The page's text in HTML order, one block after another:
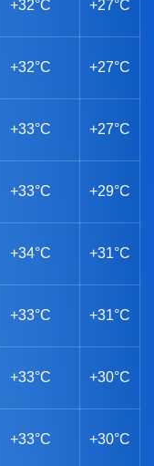
+32°C +27°C
+32°C +27°C
+33°C +27°C
+33°C +29°C
+34°C +31°C
+33°C +31°C
+33°C +30°C
+33°C +30°C